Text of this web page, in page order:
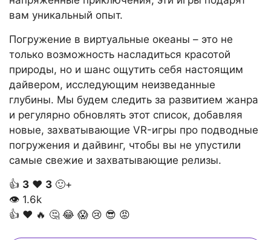
вам уникальный опыт.
Погружение в виртуальные океаны – это не
только возможность насладиться красотой
природы, но и шанс ощутить себя настоящим
дайвером, исследующим неизведанные
глубины. Мы будем следить за развитием жанра
и регулярно обновлять этот список, добавляя
новые, захватывающие VR-игры про подводные
погружения и дайвинг, чтобы вы не упустили
самые свежие и захватывающие релизы.
👍 3 ❤️ 3 🙂+
👁 1.6k
👍 ❤️ 🔥 🤔 😂 😱 😢 😎 😡